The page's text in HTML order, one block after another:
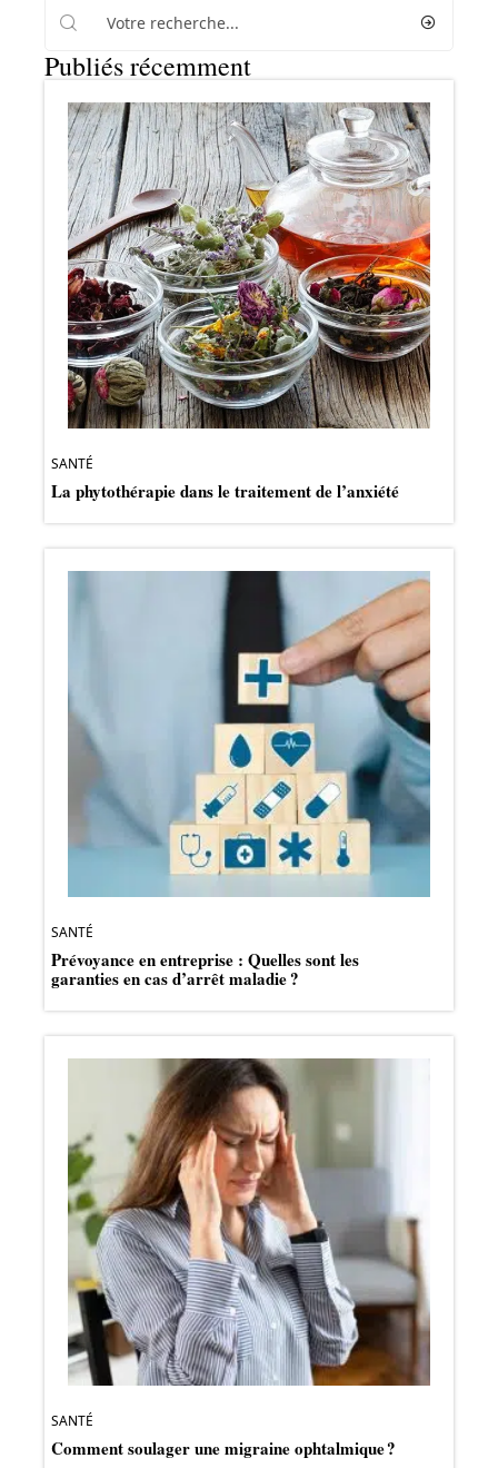
Publiés récemment
SANTÉ
La phytothérapie dans le traitement de l’anxiété
SANTÉ
Prévoyance en entreprise : Quelles sont les
garanties en cas d’arrêt maladie ?
SANTÉ
Comment soulager une migraine ophtalmique ?